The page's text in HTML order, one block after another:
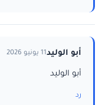
أبو الوليد11 يونيو 2026
أبو الوليد
رد